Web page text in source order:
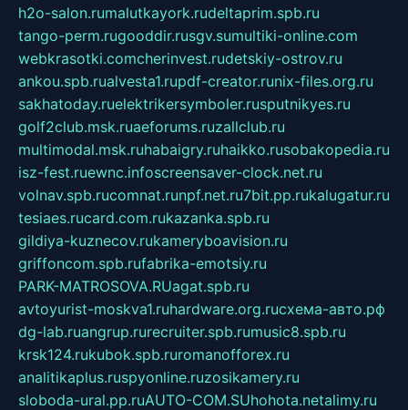
h2o-salon.rumalutkayork.rudeltaprim.spb.ru
tango-perm.rugooddir.rusgv.sumultiki-online.com
webkrasotki.comcherinvest.rudetskiy-ostrov.ru
ankou.spb.rualvesta1.rupdf-creator.runix-files.org.ru
sakhatoday.ruelektrikersymboler.rusputnikyes.ru
golf2club.msk.ruaeforums.ruzallclub.ru
multimodal.msk.ruhabaigry.ruhaikko.rusobakopedia.ru
isz-fest.ruewnc.infoscreensaver-clock.net.ru
volnav.spb.rucomnat.runpf.net.ru7bit.pp.rukalugatur.ru
tesiaes.rucard.com.rukazanka.spb.ru
gildiya-kuznecov.rukameryboavision.ru
griffoncom.spb.rufabrika-emotsiy.ru
PARK-MATROSOVA.RUagat.spb.ru
avtoyurist-moskva1.ruhardware.org.ruсхема-авто.рф
dg-lab.ruangrup.rurecruiter.spb.rumusic8.spb.ru
krsk124.rukubok.spb.ruromanofforex.ru
analitikaplus.ruspyonline.ruzosikamery.ru
sloboda-ural.pp.ruAUTO-COM.SUhohota.netalimy.ru